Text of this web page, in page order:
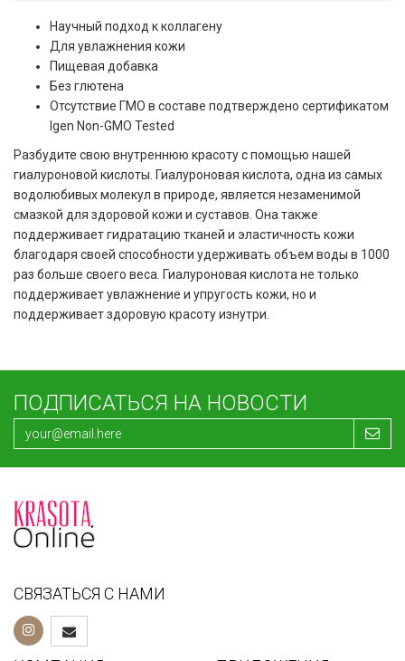
Научный подход к коллагену
Для увлажнения кожи
Пищевая добавка
Без глютена
Отсутствие ГМО в составе подтверждено сертификатом
Igen Non-GMO Tested
Разбудите свою внутреннюю красоту с помощью нашей
гиалуроновой кислоты. Гиалуроновая кислота, одна из самых
водолюбивых молекул в природе, является незаменимой
смазкой для здоровой кожи и суставов. Она также
поддерживает гидратацию тканей и эластичность кожи
благодаря своей способности удерживать объем воды в 1000
раз больше своего веса. Гиалуроновая кислота не только
поддерживает увлажнение и упругость кожи, но и
поддерживает здоровую красоту изнутри.
ПОДПИСАТЬСЯ НА НОВОСТИ
СВЯЗАТЬСЯ С НАМИ